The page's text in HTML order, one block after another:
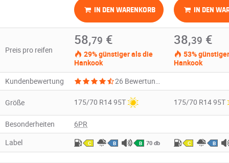
IN DEN WARENKORB IN DEN
Preis pro reifen
58,79 €
29% günstiger als die
Hankook
38,39 €
53%
Hankook
Kundenbewertung
26 Bewertungen
Größe 175/70 R14 95T 175/70 R14 95T
Besonderheiten
6PR
Label
C B B 70 db C B